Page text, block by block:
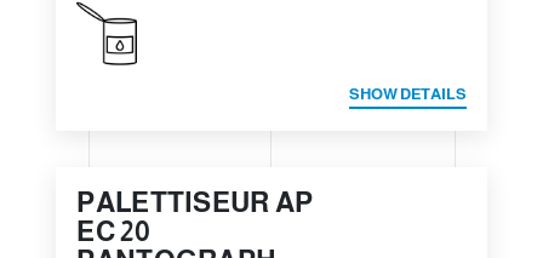
SHOW DETAILS
PALETTISEUR AP
EC 20